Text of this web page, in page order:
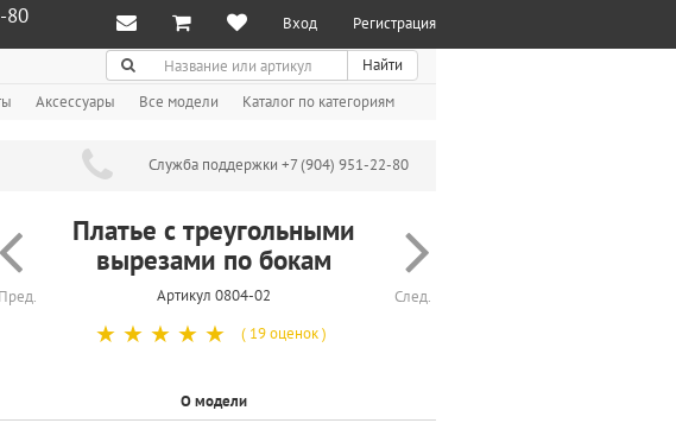
Вход Регистрация
Поиск
Найти
Аксессуары Все модели Каталог по категориям
Служба поддержки +7 (904) 951-22-80
Пред.
Платье с треугольными
вырезами по бокам
Артикул 0804-02 След.
☆
☆
☆
☆
☆ ( 19 оценок )
О модели